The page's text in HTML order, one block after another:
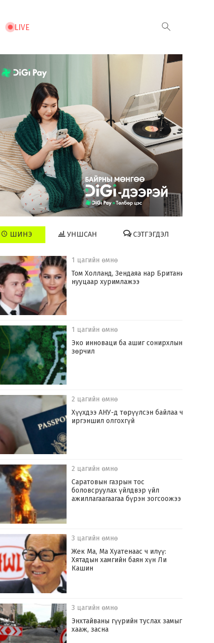
LIVE
ШИНЭ УНШСАН СЭТГЭГДЭЛ
1 цагийн өмнө
Том Холланд, Зендаяа нар Британид
нууцаар хуримлажээ
1 цагийн өмнө
Эко инноваци ба ашиг сонирхлын
зөрчил
2 цагийн өмнө
Хүүхдээ АНУ-д төрүүлсэн байлаа ч
иргэншил олгохгүй
2 цагийн өмнө
Саратовын газрын тос
боловсруулах үйлдвэр үйл
ажиллагаагаагаа бүрэн зогсоожээ
3 цагийн өмнө
Жек Ма, Ма Хуатенаас ч илүү:
Хятадын хамгийн баян хүн Ли
Кашин
3 цагийн өмнө
Энхтайваны гүүрийн туслах замыг
хааж, засна